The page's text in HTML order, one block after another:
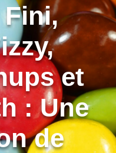
et
: Une
de